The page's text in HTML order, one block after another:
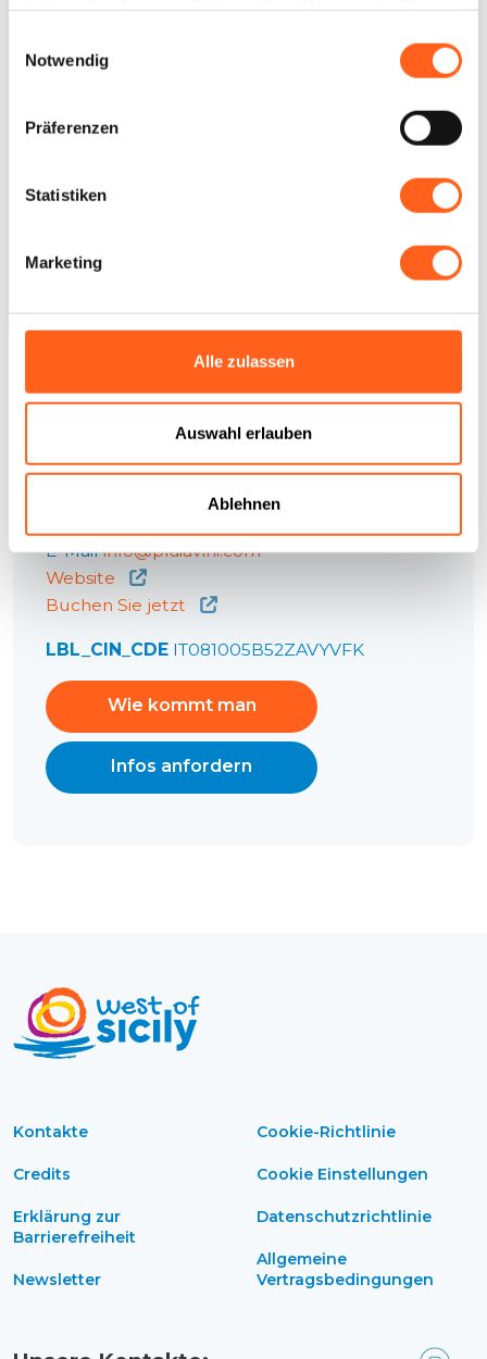
Notwendig
Präferenzen
Statistiken
Marketing
Alle zulassen
Auswahl erlauben
Ablehnen
Agriturismo Tenute Plaia
Contrada Scopello, 3
E-Mailinfo@plaiavini.com
Website
Buchen Sie jetzt
LBL_CIN_CDE IT081005B52ZAVYVFK
Wie kommt man
Infos anfordern
Kontakte
Credits
Erklärung zur
Barrierefreiheit
Newsletter
Cookie-Richtlinie
Cookie Einstellungen
Datenschutzrichtlinie
Allgemeine
Vertragsbedingungen